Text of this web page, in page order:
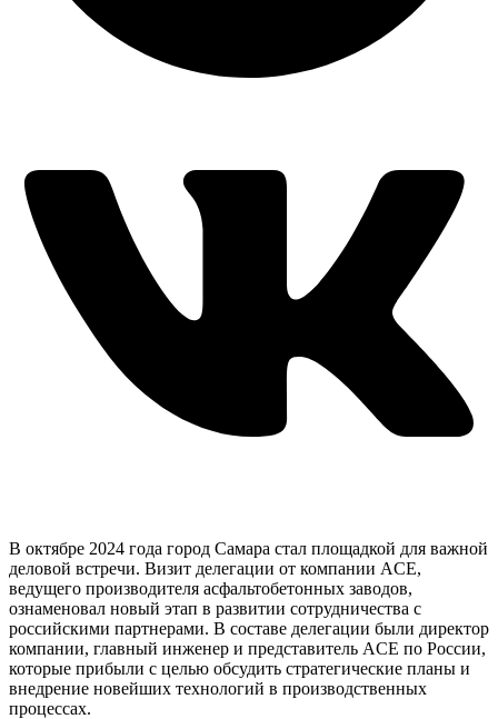
В октябре 2024 года город Самара стал площадкой для важной
деловой встречи. Визит делегации от компании ACE,
ведущего производителя асфальтобетонных заводов,
ознаменовал новый этап в развитии сотрудничества с
российскими партнерами. В составе делегации были директор
компании, главный инженер и представитель ACE по России,
которые прибыли с целью обсудить стратегические планы и
внедрение новейших технологий в производственных
процессах.